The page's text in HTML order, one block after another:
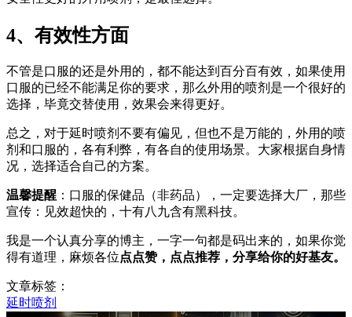
4、有效性方面
不管是口服的还是外用的，都不能达到百分百有效，如果使用
口服的已经不能满足你的要求，那么外用的喷剂是一个很好的
选择，毕竟交替使用，效果会来得更好。
总之，对于延时喷剂不要有偏见，但也不是万能的，外用的喷
剂和口服的，各有利弊，有各自的使用场景。大家根据自身情
况，选择适合自己的方案。
温馨提醒 ：口服的保健品（非药品），一定要选择大厂，那些
宣传：见效超快的，十有八九含有黑科技。
我是一个认真分享的博主，一字一句都是码出来的，如果你觉
得有道理，麻烦各位点点赞，点点推荐，分享给你的好基友。
文章标签：
延时喷剂